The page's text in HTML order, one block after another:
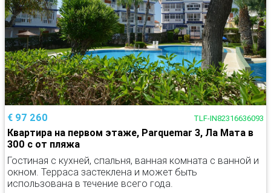
€ 97 260 TLF-IN82316636093
Квартира на первом этаже, Parquemar 3, Ла Мата в
300 с от пляжа
Гостиная с кухней, спальня, ванная комната с ванной и
окном. Терраса застеклена и может быть
использована в течение всего года.